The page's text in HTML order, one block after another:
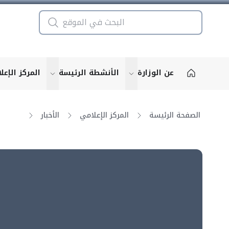
عن الوزارة show submenu for "More"
الأنشطة الرئيسة for "More"
المركز
الصفحة الرئيسة المركز الإعلامي الأخبار